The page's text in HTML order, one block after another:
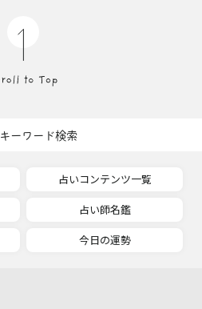
キーワード検索
占いコンテンツ一覧
占い師名鑑
今日の運勢